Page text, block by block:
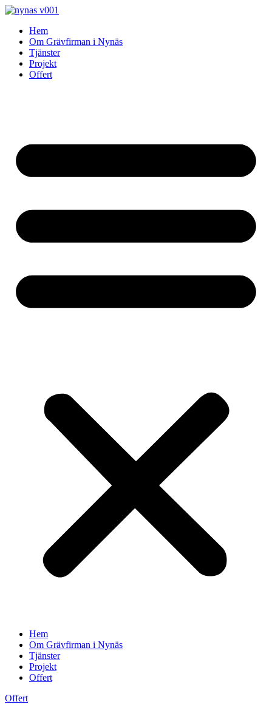
Skip
contentHem
Om Grävfirman i Nynäs
Tjänster
Projekt
Offert
Hem
Om Grävfirman i Nynäs
Tjänster
Projekt
Offert
Offert